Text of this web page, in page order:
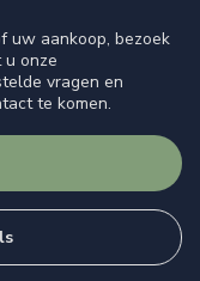
uw aankoop, bezoek
u onze
vragen en
te komen.